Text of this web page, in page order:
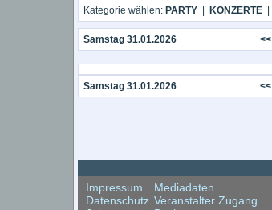
Kategorie wählen: PARTY| KONZERTE|
Samstag 31.01.2026 <<
Samstag 31.01.2026 <<
Impressum
Datenschutz
Mediadaten
Veranstalter Zugang